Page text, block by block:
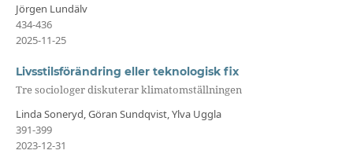
Jörgen Lundälv
434-436
2025-11-25
Livsstilsförändring eller teknologisk fix
Tre sociologer diskuterar klimatomställningen
Linda Soneryd, Göran Sundqvist, Ylva Uggla
391-399
2023-12-31